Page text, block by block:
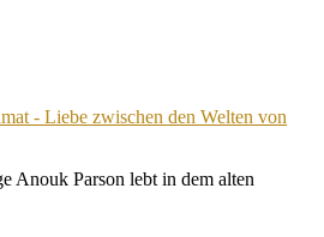
- Liebe zwischen den Welten von
Anouk Parson lebt in dem alten